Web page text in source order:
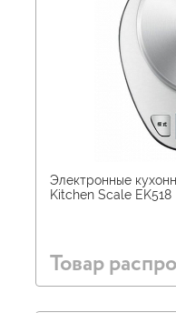
Электронные
Kitchen Scale EK518
Товар